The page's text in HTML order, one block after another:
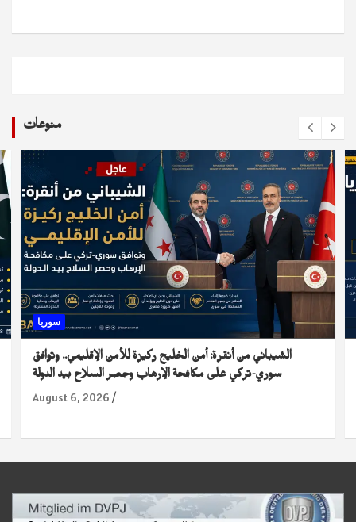
منوعات
سوريا
الشيباني من أنقرة: أمن الخليج ركيزة للأمن الإقليمي.. وتوافق
سوري-تركي على مكافحة الإرهاب وحصر السلاح بيد الدولة
August 6, 2026